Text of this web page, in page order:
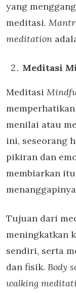
yang
meditasi.
meditation
Meditasi
Meditasi
menilai atau
ini, seseorang
pikiran dan
membiarkan
Tujuan dari
meningkatkan
sendiri, serta
dan fisik. Body
walking